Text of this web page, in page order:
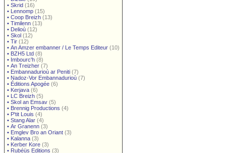
• Skrid (16)
• Lennomp (15)
• Coop Breizh (13)
• Timilenn (13)
• Delioù (12)
• Skol (12)
• Tir (12)
• An Amzer embanner / Le Temps Editeur (10)
• BZH5 Ltd (8)
• Imbourc'h (8)
• An Treizher (7)
• Embannadurioù ar Peniti (7)
• Nadoz-Vor Embannadurioù (7)
• Éditions Apogée (6)
• Kerjava (6)
• LC Breizh (5)
• Skol an Emsav (5)
• Brennig Productions (4)
• P'tit Louis (4)
• Stang Alar (4)
• Ar Granenn (3)
• Emglev Bro an Oriant (3)
• Kalanna (3)
• Kerber Kore (3)
• Rubéüs Editions (3)